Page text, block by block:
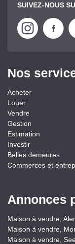
SUIVEZ-NOUS
Nos
Acheter
Louer
Vendre
Gestion
Estimation
Investir
Belles demeures
Commerces et
Annonces
Maison à vendre,
Maison à vendre,
Maison à vendre,